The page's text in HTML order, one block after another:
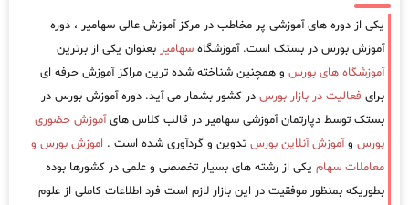
یکی از دوره های آموزشی پر مخاطب در مرکز آموزش عالی سهامیر ، دوره
آموزش بورس در بستک است. آموزشگاه سهامیر بعنوان یکی از برترین
آموزشگاه های بورس و همچنین شناخته شده ترین مراکز آموزش حرفه ای
برای فعالیت در بازار بورس در کشور بشمار می آید. دوره آموزش بورس در
بستک توسط دپارتمان آموزشی سهامیر در قالب کلاس هایآموزش حضوری
بورس وآموزش آنلاین بورس تدوین و گردآوری شده است . اموزش بورس و
معاملات سهام یکی از رشته های بسیار تخصصی و علمی در کشورها بوده
بطوریکه بمنظور موفقیت در این بازار لازم است فرد اطلاعات کاملی از علوم